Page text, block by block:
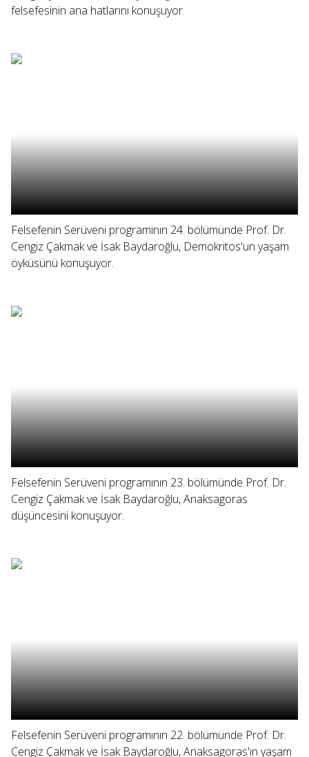
felsefesinin ana hatlarını konuşuyor.
Felsefenin Serüveni programının 24. bölümünde Prof. Dr.
Cengiz Çakmak ve İsak Baydaroğlu, Demokritos'un yaşam
öyküsünü konuşuyor.
Felsefenin Serüveni programının 23. bölümünde Prof. Dr.
Cengiz Çakmak ve İsak Baydaroğlu, Anaksagoras
düşüncesini konuşuyor.
Felsefenin Serüveni programının 22. bölümünde Prof. Dr.
Cengiz Çakmak ve İsak Baydaroğlu, Anaksagoras'ın yaşam